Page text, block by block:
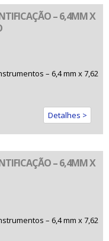
– 6,4MM X
– 6,4 mm x 7,62
Detalhes >
– 6,4MM X
– 6,4 mm x 7,62